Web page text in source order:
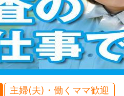
主婦(夫)・働くママ歓迎